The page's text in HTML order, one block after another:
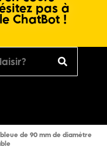
pas à
ChatBot !
de 90 mm de diamètre